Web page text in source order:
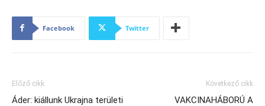
Facebook Twitter
Előző cikk
Áder: kiállunk Ukrajna területi
Következő cikk
VAKCINAHÁBORÚ A